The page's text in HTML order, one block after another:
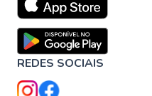
REDES SOCIAIS